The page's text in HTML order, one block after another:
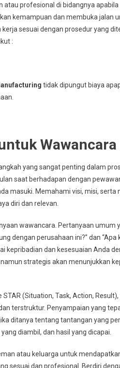
profesional di bidangnya apabila
kemampuan dan membuka jalan
sesuai dengan prosedur yang
:
tidak dipungut biaya
Wawancara
yang sangat penting dalam
saat berhadapan dengan
masuki. Memahami visi, misi, serta
diri dan relevan.
wawancara. Pertanyaan umum
dengan perusahaan ini?” dan
dan kesesuaian Anda
strategis akan menunjukkan
(Situation, Task, Action,
terstruktur. Penyampaian yang
ditanya tentang tantangan yang
diambil, dan hasil yang dicapai.
atau keluarga untuk
sesuai dan profesional. Berdiri